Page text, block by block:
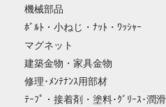
機械部品
ﾎﾞﾙﾄ・小ねじ・ﾅｯﾄ・ﾜｯｼｬｰ
マグネット
建築金物・家具金物
修理･ﾒﾝﾃﾅﾝｽ用部材
ﾃｰﾌﾟ・接着剤・塗料･ｸﾞﾘｰｽ･潤